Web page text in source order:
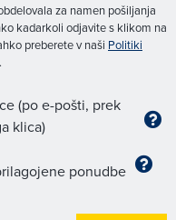
za namen pošiljanja
kadarkoli odjavite s klikom na
preberete v naši Politiki
.
(po e-pošti, prek
klica)
ponudbe